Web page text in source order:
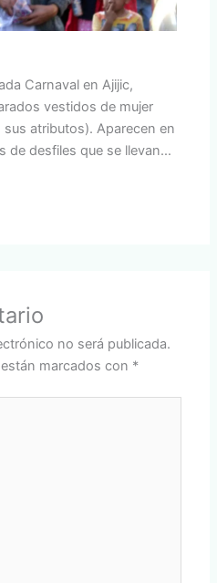
Carnaval en Ajijic,
vestidos de mujer
atributos). Aparecen en
de desfiles que se llevan…
no será publicada.
marcados con *